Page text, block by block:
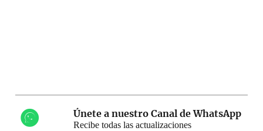
Únete a nuestro Canal de WhatsApp
Recibe todas las actualizaciones